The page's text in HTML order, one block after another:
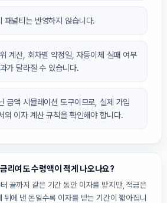
패널티는 반영하지 않습니다.
계산, 회차별 약정일, 자동이체 실패 여부
가 달라질 수 있습니다.
금액 시뮬레이션 도구이므로, 실제 가입
의 이자 계산 규칙을 확인해야 합니다.
리여도 수령액이 적게 나오나요?
끝까지 같은 기간 동안 이자를 받지만, 적금은
뒤에 낸 돈일수록 이자를 받는 기간이 짧아집니